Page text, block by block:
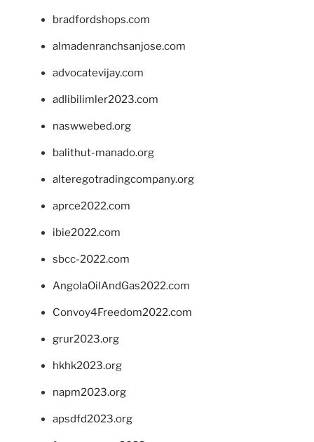
bradfordshops.com
almadenranchsanjose.com
advocatevijay.com
adlibilimler2023.com
naswwebed.org
balithut-manado.org
alteregotradingcompany.org
aprce2022.com
ibie2022.com
sbcc-2022.com
AngolaOilAndGas2022.com
Convoy4Freedom2022.com
grur2023.org
hkhk2023.org
napm2023.org
apsdfd2023.org